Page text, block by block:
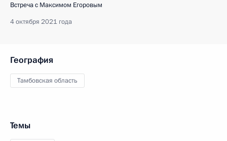
Встреча с Максимом Егоровым
4 октября 2021 года
География
Тамбовская область
Темы